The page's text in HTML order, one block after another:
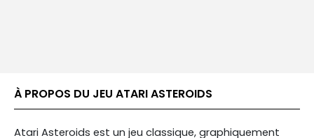
À PROPOS DU JEU ATARI ASTEROIDS
Atari Asteroids est un jeu classique, graphiquement